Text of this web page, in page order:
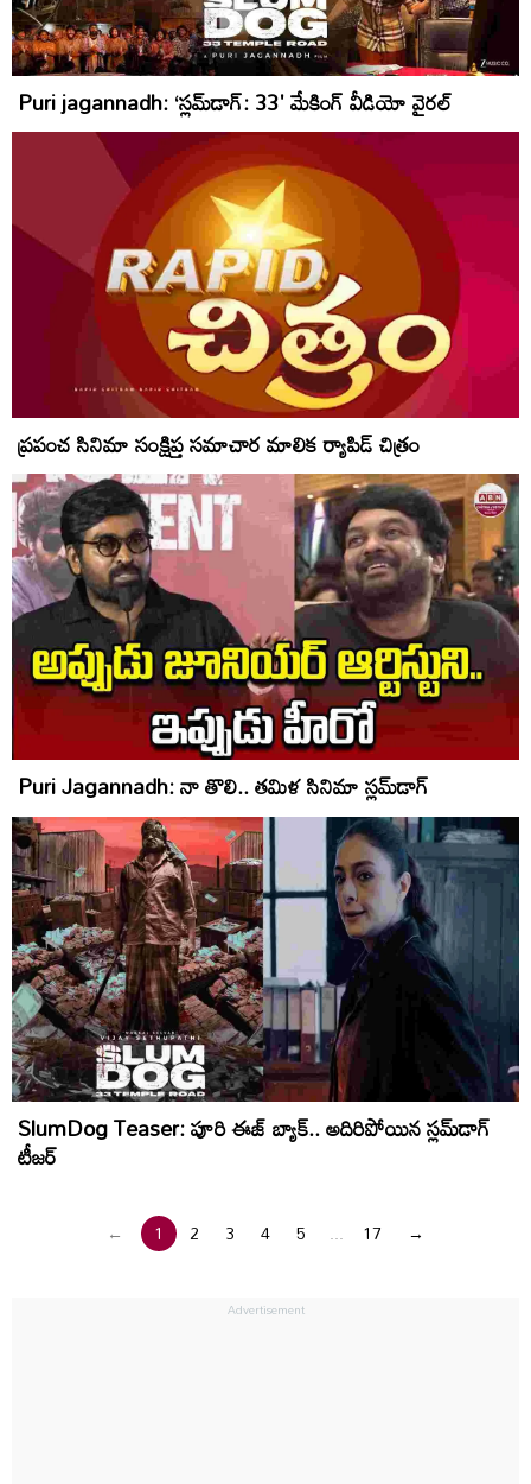
Puri jagannadh: ‘స్లమ్‌డాగ్‌: 33' మేకింగ్ వీడియో వైరల్
ప్రపంచ సినిమా సంక్షిప్త సమాచార మాలిక ర్యాపిడ్‌ చిత్రం
Puri Jagannadh: నా తొలి.. తమిళ సినిమా స్లమ్‌డాగ్‌
SlumDog Teaser: పూరి ఈజ్ బ్యాక్.. అదిరిపోయిన స్లమ్‌డాగ్
టీజర్
← 1 2 3 4 5 ... 17 →